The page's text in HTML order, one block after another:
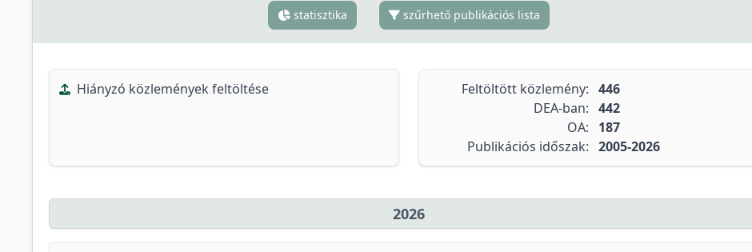
statisztika szűrhető publikációs lista
Hiányzó közlemények feltöltése Feltöltött közlemény: 446
DEA-ban: 442
OA:
187
Publikációs időszak: 2005-2026
2026